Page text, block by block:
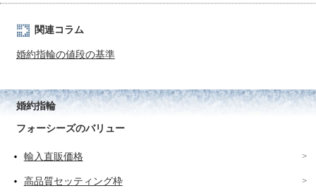
関連コラム
婚約指輪の値段の基準
婚約指輪
フォーシーズのバリュー
輸入直販価格
高品質セッティング枠